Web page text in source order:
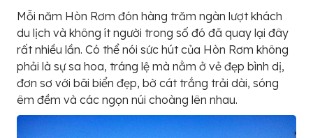
Mỗi năm Hòn Rơm đón hàng trăm ngàn lượt khách
du lịch và không ít người trong số đó đã quay lại đây
rất nhiều lần. Có thể nói sức hút của Hòn Rơm không
phải là sự sa hoa, tráng lệ mà nằm ở vẻ đẹp bình dị,
đơn sơ với bãi biển đẹp, bờ cát trắng trải dài, sóng
êm đềm và các ngọn núi choàng lên nhau.